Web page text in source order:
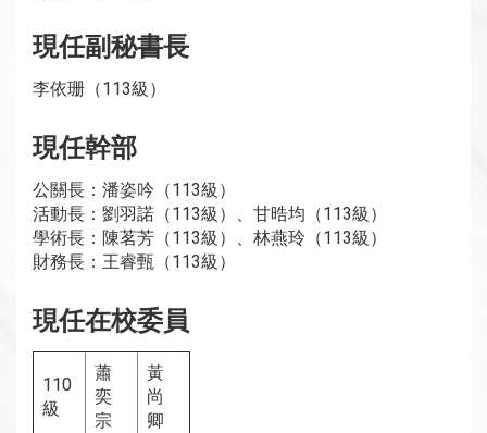
現任副秘書長
李依珊（113級）
現任幹部
公關長：潘姿吟（113級）
活動長：劉羽諾（113級）、甘晧均（113級）
學術長：陳茗芳（113級）、林燕玲（113級）
財務長：王睿甄（113級）
現任在校委員
110
級
蕭
奕
宗
黃
尚
卿